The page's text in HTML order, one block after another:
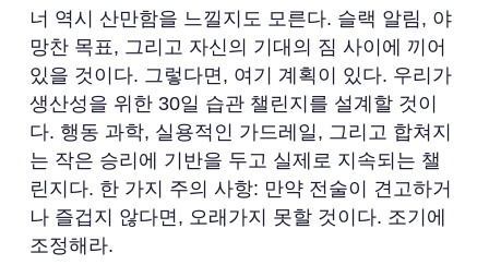
너 역시 산만함을 느낄지도 모른다. 슬랙 알림, 야
망찬 목표, 그리고 자신의 기대의 짐 사이에 끼어
있을 것이다. 그렇다면, 여기 계획이 있다. 우리가
생산성을 위한 30일 습관 챌린지를 설계할 것이
다. 행동 과학, 실용적인 가드레일, 그리고 합쳐지
는 작은 승리에 기반을 두고 실제로 지속되는 챌
린지다. 한 가지 주의 사항: 만약 전술이 견고하거
나 즐겁지 않다면, 오래가지 못할 것이다. 조기에
조정해라.